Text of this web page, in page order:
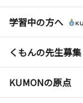
学習中の方へ
くもんの先生募集
KUMONの原点